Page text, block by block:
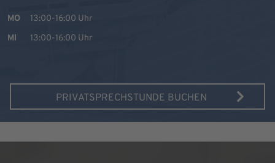
MO
13:00-16:00 Uhr
MI
13:00-16:00 Uhr
PRIVATSPRECHSTUNDE BUCHEN